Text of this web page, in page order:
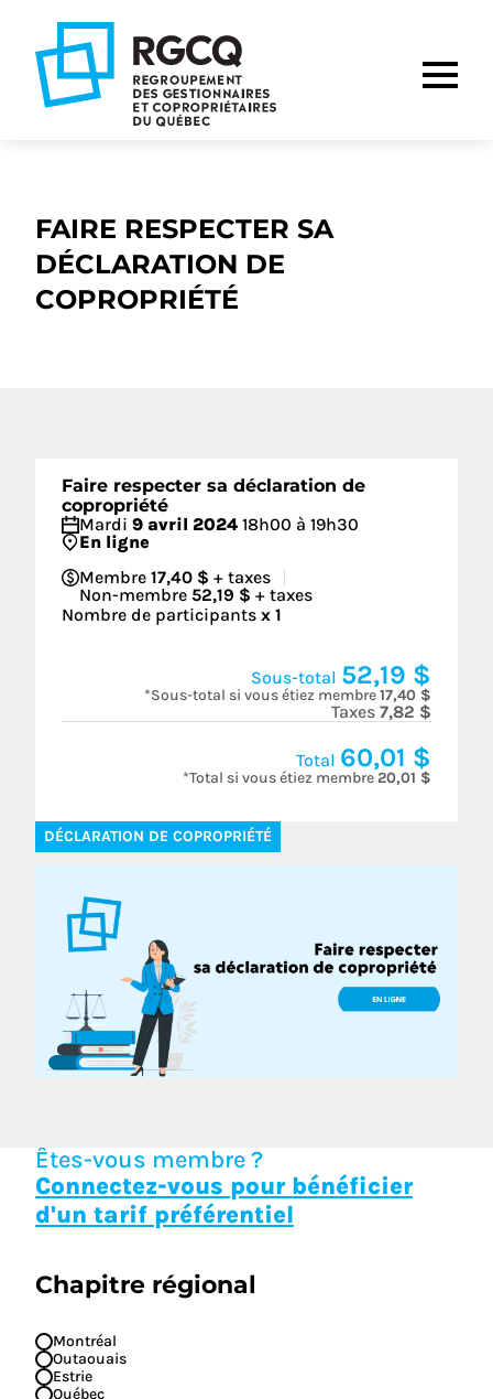
navigation
principale
contenu
FAIRE RESPECTER SA
DÉCLARATION DE
COPROPRIÉTÉ
Êtes-vous membre ?
Connectez-vous pour bénéficier
d'un tarif préférentiel
Chapitre régional
Montréal
Outaouais
Estrie
Québec
Faire respecter sa déclaration de
copropriété
Mardi 9 avril 2024 18h00 à 19h30
En ligne
Membre 17,40 $ + taxes
Non-membre 52,19 $ + taxes
Nombre de participants x 1
Sous-total 52,19 $
*Sous-total si vous étiez membre17,40 $
Taxes 7,82 $
Total 60,01 $
*Total si vous étiez membre20,01 $
DÉCLARATION DE COPROPRIÉTÉ